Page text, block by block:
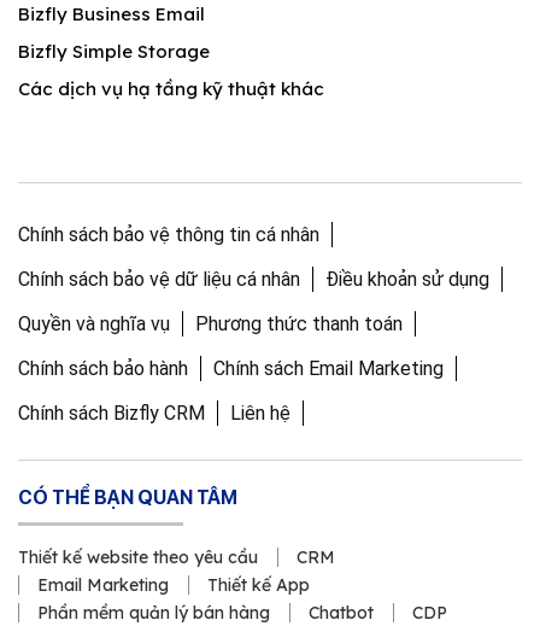
Bizfly Business Email
Bizfly Simple Storage
Các dịch vụ hạ tầng kỹ thuật khác
Chính sách bảo vệ thông tin cá nhân
Chính sách bảo vệ dữ liệu cá nhân
Điều khoản sử dụng
Quyền và nghĩa vụ
Phương thức thanh toán
Chính sách bảo hành
Chính sách Email Marketing
Chính sách Bizfly CRM
Liên hệ
CÓ THỂ BẠN QUAN TÂM
Thiết kế website theo yêu cầu
CRM
Email Marketing
Thiết kế App
Phần mềm quản lý bán hàng
Chatbot CDP